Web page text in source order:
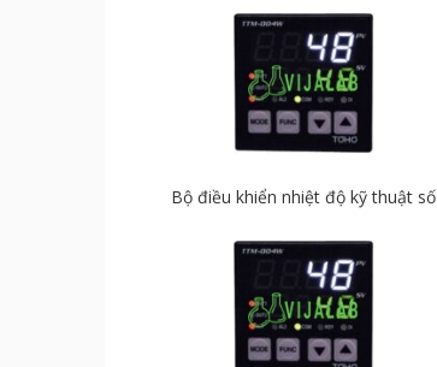
Bộ điều khiển nhiệt độ kỹ thuật số